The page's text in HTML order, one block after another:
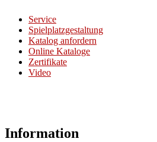
Service
Spielplatzgestaltung
Katalog anfordern
Online Kataloge
Zertifikate
Video
Information